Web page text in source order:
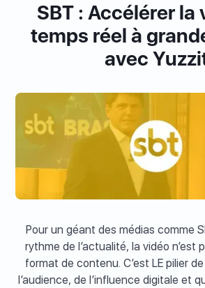
SBT : Accélérer la
temps réel à
avec
Pour un géant des médias comme
rythme de l’actualité, la vidéo n’est
format de contenu. C’est LE pilier
l’audience, de l’influence digitale et